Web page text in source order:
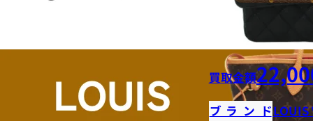
買取金額
ブランドLOUIS